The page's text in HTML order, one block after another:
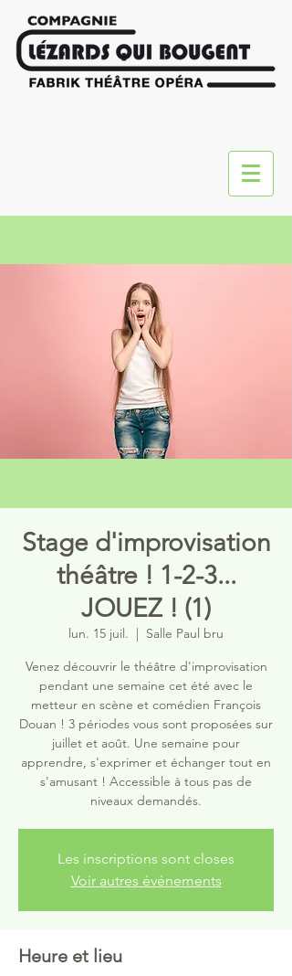
Stage d'improvisation
théâtre ! 1-2-3...
JOUEZ ! (1)
lun. 15 juil.
  |
Salle Paul bru
Venez découvrir le théâtre d'improvisation
pendant une semaine cet été avec le
metteur en scène et comédien François
Douan ! 3 périodes vous sont proposées sur
juillet et août. Une semaine pour
apprendre, s'exprimer et échanger tout en
s'amusant ! Accessible à tous pas de
niveaux demandés.
Les inscriptions sont closes
Voir autres événements
Heure et lieu